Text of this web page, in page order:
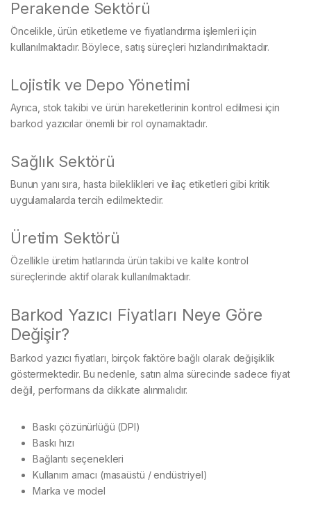
Perakende Sektörü
Öncelikle, ürün etiketleme ve fiyatlandırma işlemleri için
kullanılmaktadır. Böylece, satış süreçleri hızlandırılmaktadır.
Lojistik ve Depo Yönetimi
Ayrıca, stok takibi ve ürün hareketlerinin kontrol edilmesi için
barkod yazıcılar önemli bir rol oynamaktadır.
Sağlık Sektörü
Bunun yanı sıra, hasta bileklikleri ve ilaç etiketleri gibi kritik
uygulamalarda tercih edilmektedir.
Üretim Sektörü
Özellikle üretim hatlarında ürün takibi ve kalite kontrol
süreçlerinde aktif olarak kullanılmaktadır.
Barkod Yazıcı Fiyatları Neye Göre
Değişir?
Barkod yazıcı fiyatları, birçok faktöre bağlı olarak değişiklik
göstermektedir. Bu nedenle, satın alma sürecinde sadece fiyat
değil, performans da dikkate alınmalıdır.
Baskı çözünürlüğü (DPI)
Baskı hızı
Bağlantı seçenekleri
Kullanım amacı (masaüstü / endüstriyel)
Marka ve model